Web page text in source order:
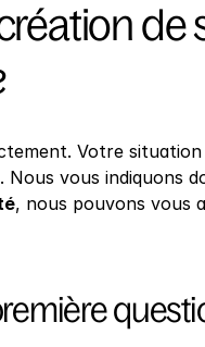
de
Votre
vous indiquons
, nous pouvons vous